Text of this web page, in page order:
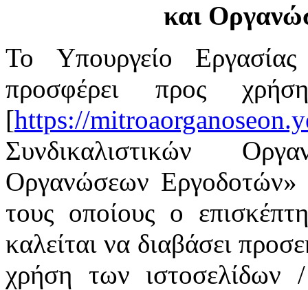
και
Το Υπουργείο
προσφέρει προς
[https://
Συνδικαλιστικών
Οργανώσεων Εργοδοτών»
τους οποίους ο
καλείται να διαβάσει
χρήση των ιστοσελίδων